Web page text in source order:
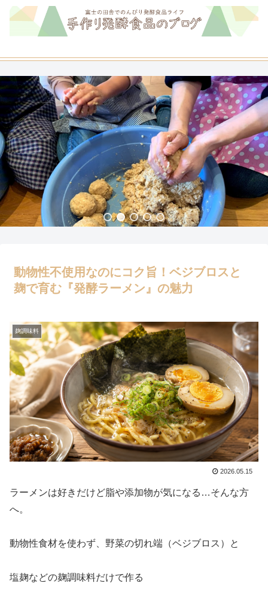
動物性不使用なのにコク旨！ベジブロスと
麹で育む『発酵ラーメン』の魅力
麹調味料
2026.05.15
ラーメンは好きだけど脂や添加物が気になる…そんな方
へ。
動物性食材を使わず、野菜の切れ端（ベジブロス）と
塩麹などの麹調味料だけで作る